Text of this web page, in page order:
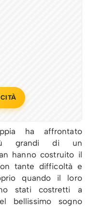
ha affrontato
grandi di un
hanno costruito il
tante difficoltà e
quando il loro
stati costretti a
bellissimo sogno